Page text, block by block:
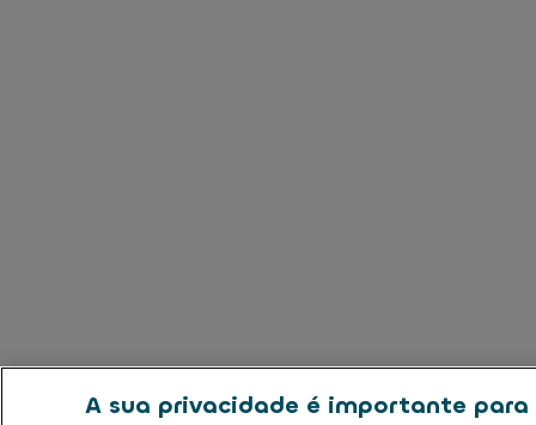
A sua privacidade é importante para